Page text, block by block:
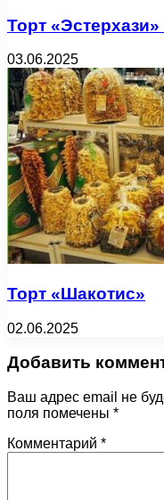
Торт
03.06.2025
Торт «Шакотис»
02.06.2025
Добавить
Ваш адрес email не
поля помечены *
Комментарий *